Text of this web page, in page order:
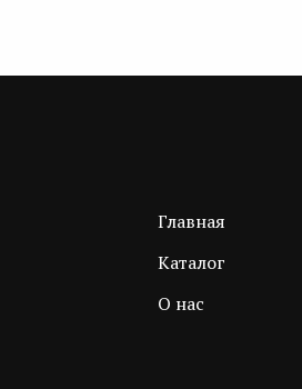
Главная
Каталог
О нас